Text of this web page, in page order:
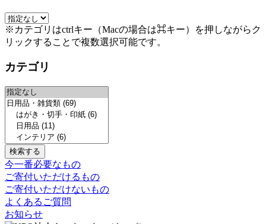
※カテゴリはctrlキー（Macの場合は⌘キー）を押しながらク
リックすることで複数選択可能です。
カテゴリ
今一番必要なもの
ご寄付いただけるもの
ご寄付いただけないもの
よくあるご質問
お知らせ